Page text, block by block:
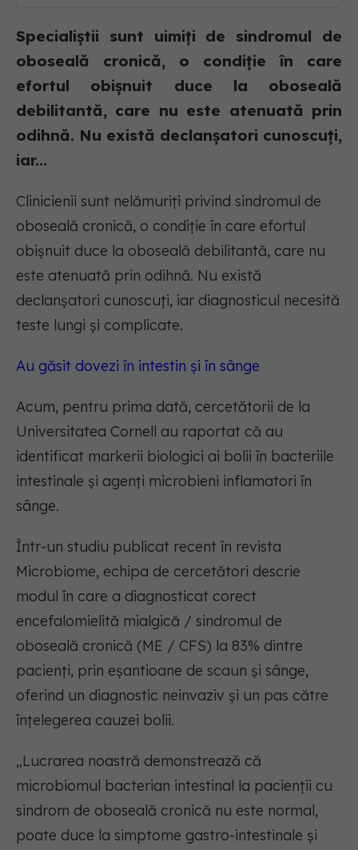
Specialiștii sunt uimiți de sindromul de
oboseală cronică, o condiție în care
efortul obișnuit duce la oboseală
debilitantă, care nu este atenuată prin
odihnă. Nu există declanșatori cunoscuți,
iar...
Clinicienii sunt nelămuriți privind sindromul de
oboseală cronică, o condiție în care efortul
obișnuit duce la oboseală debilitantă, care nu
este atenuată prin odihnă. Nu există
declanșatori cunoscuți, iar diagnosticul necesită
teste lungi și complicate.
Au găsit dovezi în intestin și în sânge
Acum, pentru prima dată, cercetătorii de la
Universitatea Cornell au raportat că au
identificat markerii biologici ai bolii în bacteriile
intestinale și agenți microbieni inflamatori în
sânge.
Într-un studiu publicat recent în revista
Microbiome, echipa de cercetători descrie
modul în care a diagnosticat corect
encefalomielită mialgică / sindromul de
oboseală cronică (ME / CFS) la 83% dintre
pacienți, prin eșantioane de scaun și sânge,
oferind un diagnostic neinvaziv și un pas către
înțelegerea cauzei bolii.
„Lucrarea noastră demonstrează că
microbiomul bacterian intestinal la pacienții cu
sindrom de oboseală cronică nu este normal,
poate duce la simptome gastro-intestinale și